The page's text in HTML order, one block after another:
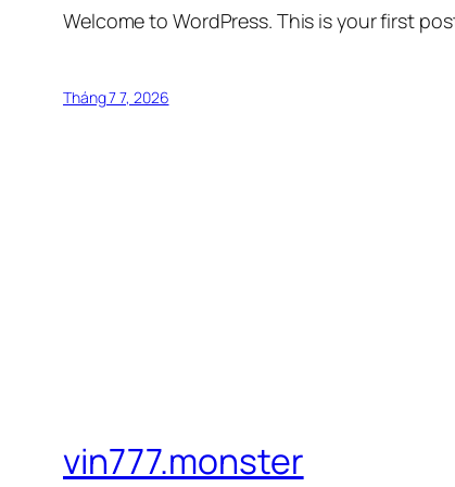
Welcome to WordPress. This is your first
Tháng 7 7, 2026
vin777.monster